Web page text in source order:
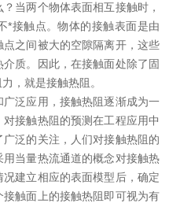
当两个物体表面相互接触时，
*接触点。物体的接触表面是由
之间被大的空隙隔离开，这些
质。因此，在接触面处除了固
，就是接触热阻。
泛应用，接触热阻逐渐成为一
接触热阻的预测在工程应用中
泛的关注，人们对接触热阻的
用当量热流通道的概念对接触热
建立相应的表面模型后，确定
触面上的接触热阻即可视为有